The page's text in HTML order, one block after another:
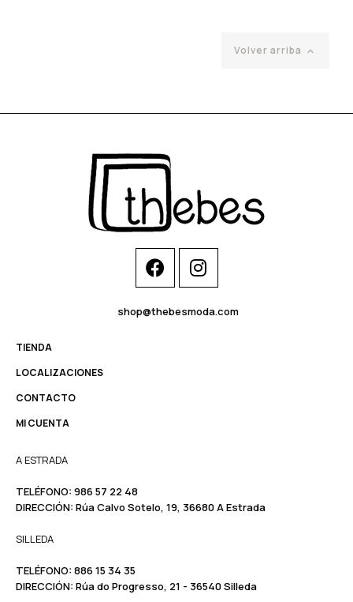
Volver arriba 
shop@thebesmoda.com
TIENDA
LOCALIZACIONES
CONTACTO
MI CUENTA
A ESTRADA
TELÉFONO: 986 57 22 48
DIRECCIÓN: Rúa Calvo Sotelo, 19, 36680 A Estrada
SILLEDA
TELÉFONO: 886 15 34 35
DIRECCIÓN: Rúa do Progresso, 21 - 36540 Silleda